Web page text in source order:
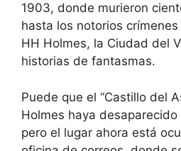
1903, donde murieron
hasta los notorios
HH Holmes, la Ciudad del
historias de fantasmas.
Puede que el “Castillo del
Holmes haya
pero el lugar ahora está